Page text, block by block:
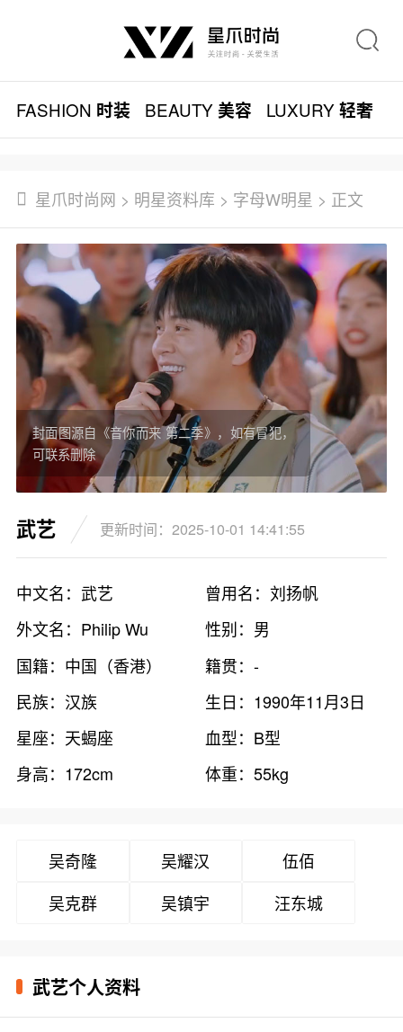
FASHION 时装 BEAUTY美容 LUXURY轻奢
星爪时尚网 > 明星资料库 > 字母W明星 > 正文
封面图源自《音你而来 第二季》，如有冒犯，
可联系删除
武艺 更新时间：2025-10-01 14:41:55
中文名：武艺
曾用名：刘扬帆
外文名：Philip Wu
性别：男
国籍：中国（香港）
籍贯：-
民族：汉族
生日：1990年11月3日
星座：天蝎座
血型：B型
身高：172cm
体重：55kg
吴奇隆 吴耀汉
伍佰
吴克群
吴镇宇 汪东城
武艺个人资料